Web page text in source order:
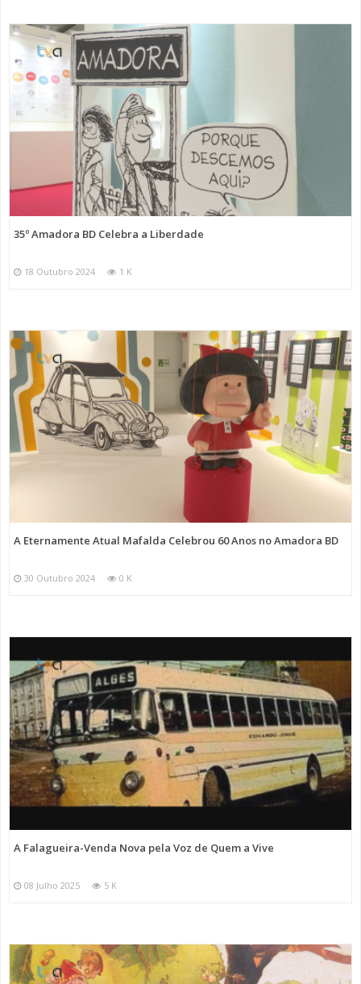
35º Amadora BD Celebra a Liberdade
18 Outubro 2024 1 K
A Eternamente Atual Mafalda Celebrou 60 Anos no Amadora BD
30 Outubro 2024 0 K
A Falagueira-Venda Nova pela Voz de Quem a Vive
08 Julho 2025 5 K